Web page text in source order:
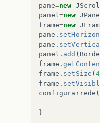
System
} catch (
e
}
}
public
pane=new
panel =new
frame=new
pane .
pane .
panel . add (
frame .
frame . setSize (
frame .
configurarrede
}